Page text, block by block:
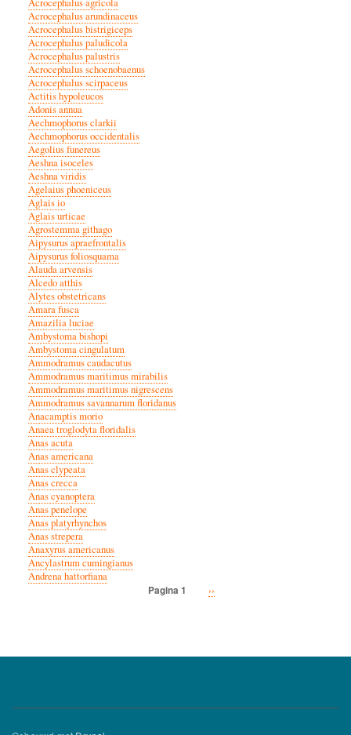
Acrocephalus agricola
Acrocephalus arundinaceus
Acrocephalus bistrigiceps
Acrocephalus paludicola
Acrocephalus palustris
Acrocephalus schoenobaenus
Acrocephalus scirpaceus
Actitis hypoleucos
Adonis annua
Aechmophorus clarkii
Aechmophorus occidentalis
Aegolius funereus
Aeshna isoceles
Aeshna viridis
Agelaius phoeniceus
Aglais io
Aglais urticae
Agrostemma githago
Aipysurus apraefrontalis
Aipysurus foliosquama
Alauda arvensis
Alcedo atthis
Alytes obstetricans
Amara fusca
Amazilia luciae
Ambystoma bishopi
Ambystoma cingulatum
Ammodramus caudacutus
Ammodramus maritimus mirabilis
Ammodramus maritimus nigrescens
Ammodramus savannarum floridanus
Anacamptis morio
Anaea troglodyta floridalis
Anas acuta
Anas americana
Anas clypeata
Anas crecca
Anas cyanoptera
Anas penelope
Anas platyrhynchos
Anas strepera
Anaxyrus americanus
Ancylastrum cumingianus
Andrena hattorfiana
Pagina 1
Volgende
››